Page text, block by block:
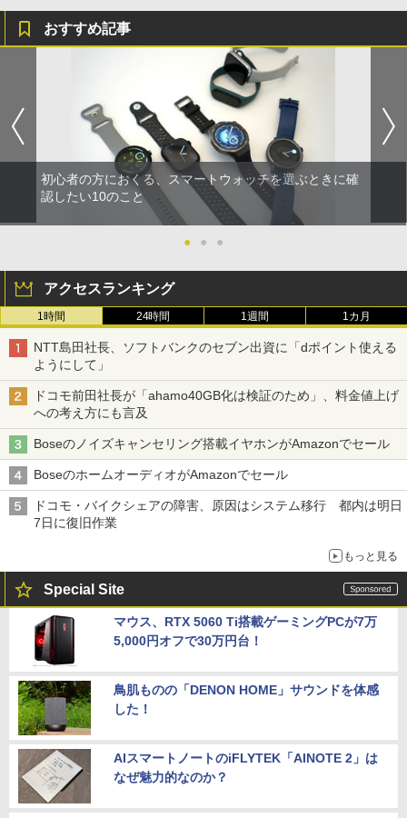
おすすめ記事
初心者の方におくる、スマートウォッチを選ぶときに確
認したい10のこと
● ● ●
アクセスランキング
1時間 24時間 1週間 1カ月
NTT島田社長、ソフトバンクのセブン出資に「dポイント使える
ようにして」
ドコモ前田社長が「ahamo40GB化は検証のため」、料金値上げ
への考え方にも言及
Boseのノイズキャンセリング搭載イヤホンがAmazonでセール
BoseのホームオーディオがAmazonでセール
ドコモ・バイクシェアの障害、原因はシステム移行 都内は明日
7日に復旧作業
もっと見る
Special Site
マウス、RTX 5060 Ti搭載ゲーミングPCが7万
5,000円オフで30万円台！
鳥肌ものの「DENON HOME」サウンドを体感
した！
AIスマートノートのiFLYTEK「AINOTE 2」は
なぜ魅力的なのか？